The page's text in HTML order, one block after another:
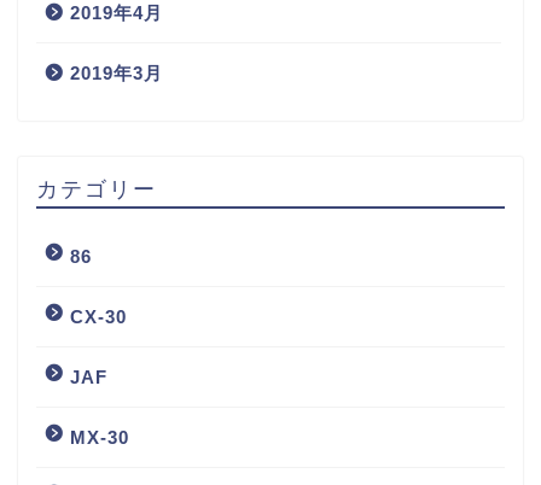
2019年4月
2019年3月
カテゴリー
86
CX-30
JAF
MX-30